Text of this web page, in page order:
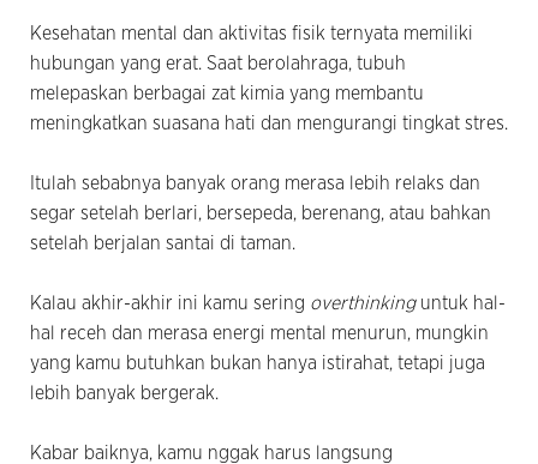
Kesehatan mental dan aktivitas fisik ternyata memiliki
hubungan yang erat. Saat berolahraga, tubuh
melepaskan berbagai zat kimia yang membantu
meningkatkan suasana hati dan mengurangi tingkat stres.
Itulah sebabnya banyak orang merasa lebih relaks dan
segar setelah berlari, bersepeda, berenang, atau bahkan
setelah berjalan santai di taman.
Kalau akhir-akhir ini kamu sering overthinking untuk hal-
hal receh dan merasa energi mental menurun, mungkin
yang kamu butuhkan bukan hanya istirahat, tetapi juga
lebih banyak bergerak.
Kabar baiknya, kamu nggak harus langsung